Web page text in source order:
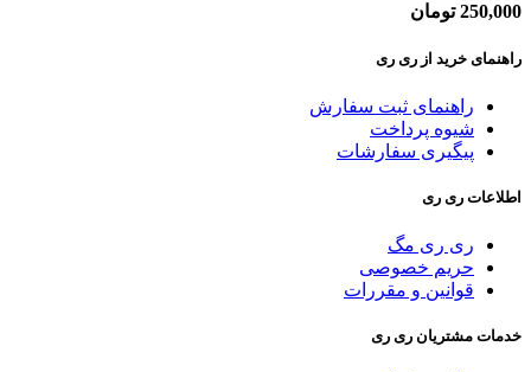
250,000 تومان
راهنمای خرید از ری ری
راهنمای ثبت سفارش
شیوه پرداخت
پیگیری سفارشات
اطلاعات ری ری
ری ری مگ
حریم خصوصی
قوانین و مقررات
خدمات مشتریان ری ری